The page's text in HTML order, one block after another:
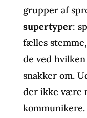
grupper af
supertyper:
fælles
de ved
snakker om.
der ikke være